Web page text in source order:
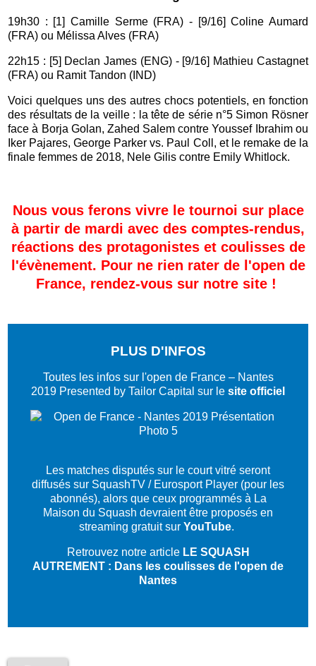
19h30 : [1] Camille Serme (FRA) - [9/16] Coline Aumard
(FRA) ou Mélissa Alves (FRA)
22h15 : [5] Declan James (ENG) - [9/16] Mathieu Castagnet
(FRA) ou Ramit Tandon (IND)
Voici quelques uns des autres chocs potentiels, en fonction
des résultats de la veille : la tête de série n°5 Simon Rösner
face à Borja Golan, Zahed Salem contre Youssef Ibrahim ou
Iker Pajares, George Parker vs. Paul Coll, et le remake de la
finale femmes de 2018, Nele Gilis contre Emily Whitlock.
Nous vous ferons vivre le tournoi sur place
à partir de mardi avec des comptes-rendus,
réactions des protagonistes et coulisses de
l'évènement. Pour ne rien rater de l'open de
France, rendez-vous sur notre site !
PLUS D'INFOS
Toutes les infos sur l'open de France – Nantes
2019 Presented by Tailor Capital sur le site officiel
Les matches disputés sur le court vitré seront
diffusés sur SquashTV / Eurosport Player (pour les
abonnés), alors que ceux programmés à La
Maison du Squash devraient être proposés en
streaming gratuit sur YouTube.
Retrouvez notre article LE SQUASH
AUTREMENT : Dans les coulisses de l'open de
Nantes